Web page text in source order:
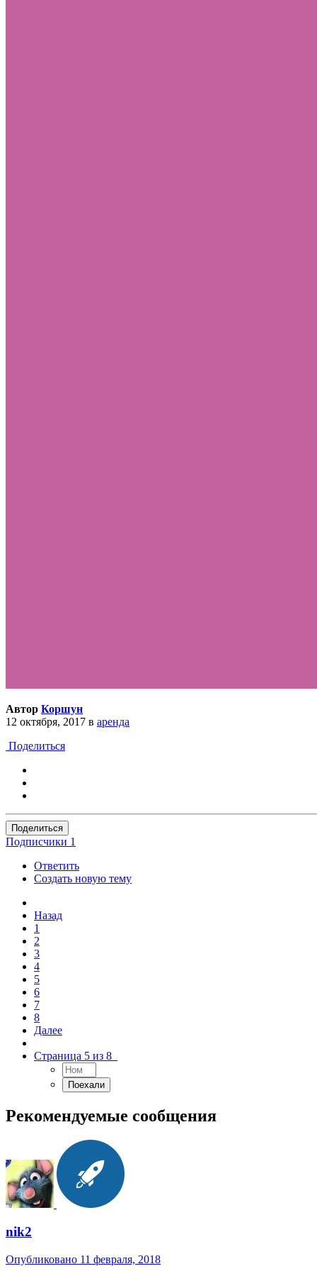
Автор Коршун
12 октября, 2017 в аренда
Поделиться
Поделиться
Подписчики 1
Ответить
Создать новую тему
Назад
1
2
3
4
5
6
7
8
Далее
Страница 5 из 8
Рекомендуемые сообщения
nik2
Опубликовано 11 февраля, 2018